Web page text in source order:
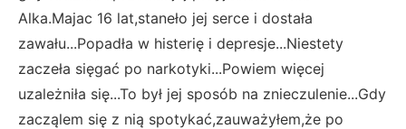
Alka.Majac 16 lat,staneło jej serce i dostała
zawału...Popadła w histerię i depresje...Niestety
zaczeła sięgać po narkotyki...Powiem więcej
uzależniła się...To był jej sposób na znieczulenie...Gdy
zacząlem się z nią spotykać,zauważyłem,że po